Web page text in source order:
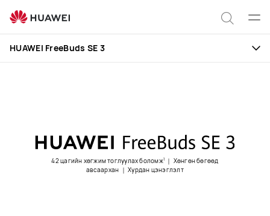
HUAWEI
FreeBuds
SE
Хайлт
Цэс
нээх
HUAWEI FreeBuds SE 3
42 цагийн хөгжим тоглуулах боломж1
｜ Хөнгөн бөгөөд
авсаархан⁠ ｜ Хурдан цэнэглэлт